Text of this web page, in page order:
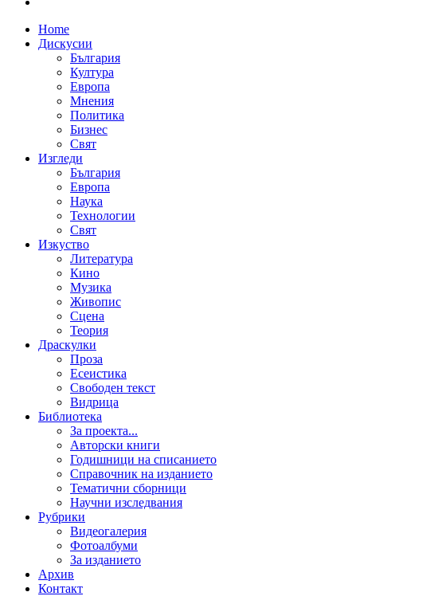
Home
Дискусии
България
Култура
Европа
Мнения
Политика
Бизнес
Свят
Изгледи
България
Европа
Наука
Технологии
Свят
Изкуство
Литература
Кино
Музика
Живопис
Сцена
Теория
Драскулки
Проза
Есеистика
Свободен текст
Видрица
Библиотека
За проекта...
Авторски книги
Годишници на списанието
Справочник на изданието
Тематични сборници
Научни изследвания
Рубрики
Видеогалерия
Фотоалбуми
За изданието
Архив
Контакт